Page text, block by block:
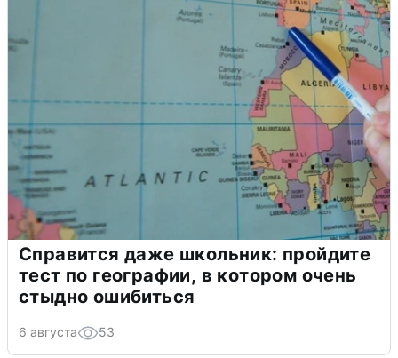
Справится даже школьник: пройдите
тест по географии, в котором очень
стыдно ошибиться
6 августа 53